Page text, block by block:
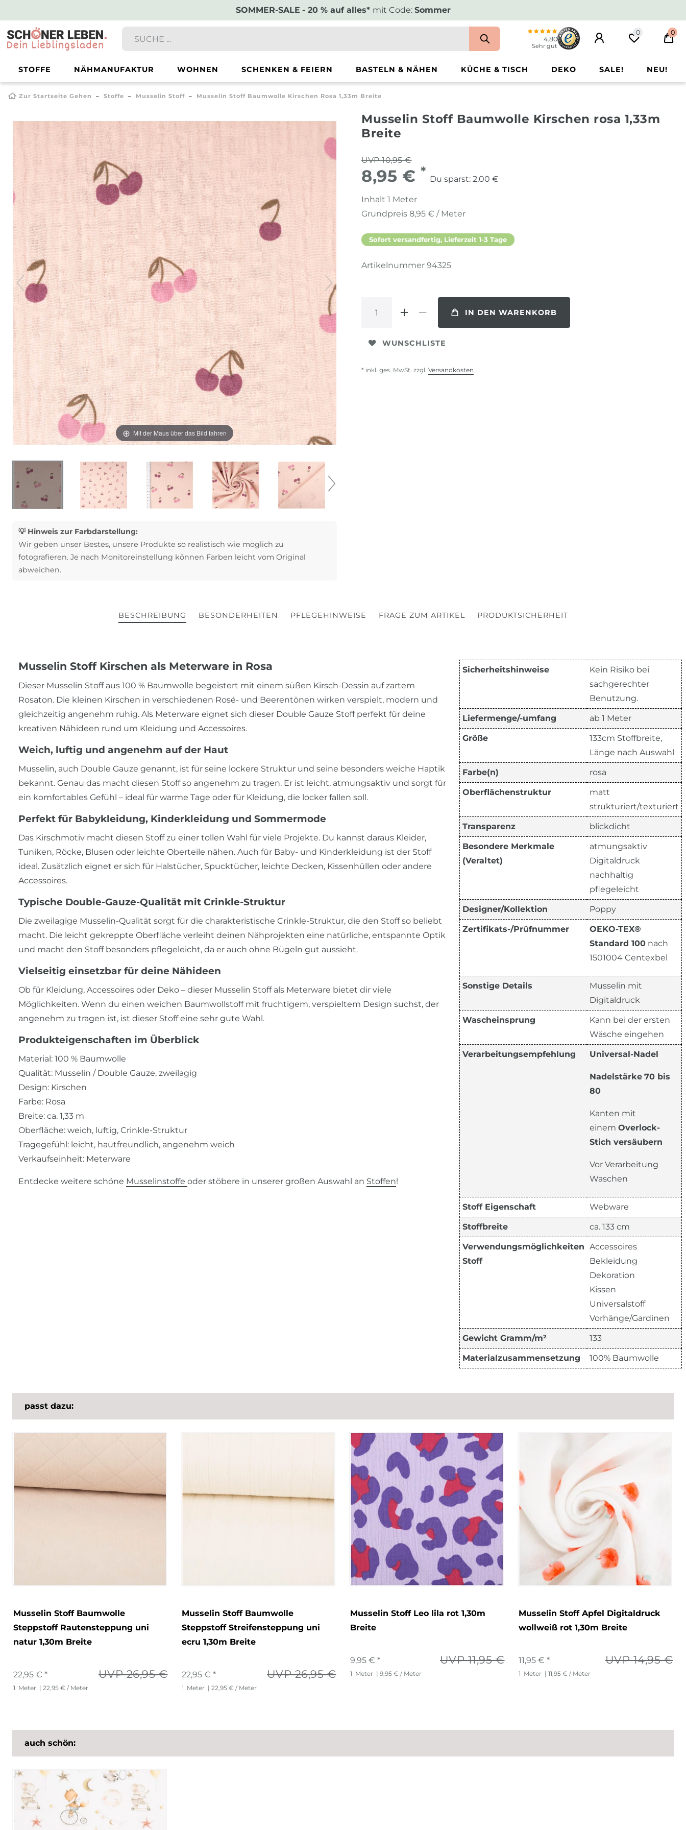
SOMMER-SALE - 20 % auf alles* mit Code: Sommer
4.80
Sehr gut
0 0
STOFFE NÄHMANUFAKTUR WOHNEN SCHENKEN & FEIERN BASTELN & NÄHEN KÜCHE & TISCH DEKO SALE! NEU!
Zur Startseite Gehen Stoffe Musselin Stoff Musselin Stoff Baumwolle Kirschen Rosa 1,33m Breite
Mit der Maus über das Bild fahren
💡 Hinweis zur Farbdarstellung:
Wir geben unser Bestes, unsere Produkte so realistisch wie möglich zu
fotografieren. Je nach Monitoreinstellung können Farben leicht vom Original
abweichen.
Musselin Stoff Baumwolle Kirschen rosa 1,33m
Breite
UVP 10,95 €
8,95 € *
Du sparst: 2,00 €
Inhalt 1 Meter
Grundpreis 8,95 € / Meter
Sofort versandfertig, Lieferzeit 1-3 Tage
Artikelnummer 94325
IN DEN WARENKORB
WUNSCHLISTE
* inkl. ges. MwSt. zzgl. Versandkosten
BESCHREIBUNG BESONDERHEITEN PFLEGEHINWEISE FRAGE ZUM ARTIKEL PRODUKTSICHERHEIT
Musselin Stoff Kirschen als Meterware in Rosa
Dieser Musselin Stoff aus 100 % Baumwolle begeistert mit einem süßen Kirsch-Dessin auf zartem
Rosaton. Die kleinen Kirschen in verschiedenen Rosé- und Beerentönen wirken verspielt, modern und
gleichzeitig angenehm ruhig. Als Meterware eignet sich dieser Double Gauze Stoff perfekt für deine
kreativen Nähideen rund um Kleidung und Accessoires.
Weich, luftig und angenehm auf der Haut
Musselin, auch Double Gauze genannt, ist für seine lockere Struktur und seine besonders weiche Haptik
bekannt. Genau das macht diesen Stoff so angenehm zu tragen. Er ist leicht, atmungsaktiv und sorgt für
ein komfortables Gefühl – ideal für warme Tage oder für Kleidung, die locker fallen soll.
Perfekt für Babykleidung, Kinderkleidung und Sommermode
Das Kirschmotiv macht diesen Stoff zu einer tollen Wahl für viele Projekte. Du kannst daraus Kleider,
Tuniken, Röcke, Blusen oder leichte Oberteile nähen. Auch für Baby- und Kinderkleidung ist der Stoff
ideal. Zusätzlich eignet er sich für Halstücher, Spucktücher, leichte Decken, Kissenhüllen oder andere
Accessoires.
Typische Double-Gauze-Qualität mit Crinkle-Struktur
Die zweilagige Musselin-Qualität sorgt für die charakteristische Crinkle-Struktur, die den Stoff so beliebt
macht. Die leicht gekreppte Oberfläche verleiht deinen Nähprojekten eine natürliche, entspannte Optik
und macht den Stoff besonders pflegeleicht, da er auch ohne Bügeln gut aussieht.
Vielseitig einsetzbar für deine Nähideen
Ob für Kleidung, Accessoires oder Deko – dieser Musselin Stoff als Meterware bietet dir viele
Möglichkeiten. Wenn du einen weichen Baumwollstoff mit fruchtigem, verspieltem Design suchst, der
angenehm zu tragen ist, ist dieser Stoff eine sehr gute Wahl.
Produkteigenschaften im Überblick
Material: 100 % Baumwolle
Qualität: Musselin / Double Gauze, zweilagig
Design: Kirschen
Farbe: Rosa
Breite: ca. 1,33 m
Oberfläche: weich, luftig, Crinkle-Struktur
Tragegefühl: leicht, hautfreundlich, angenehm weich
Verkaufseinheit: Meterware
Entdecke weitere schöne Musselinstoffe oder stöbere in unserer großen Auswahl an Stoffen!
Sicherheitshinweise
Kein Risiko bei
sachgerechter
Benutzung.
Liefermenge/-umfang ab 1 Meter
Größe
133cm Stoffbreite,
Länge nach Auswahl
Farbe(n) rosa
Oberflächenstruktur
matt
strukturiert/texturiert
Transparenz blickdicht
Besondere Merkmale
(Veraltet)
atmungsaktiv
Digitaldruck
nachhaltig
pflegeleicht
Designer/Kollektion Poppy
Zertifikats-/Prüfnummer
OEKO-TEX®
Standard 100 nach
1501004 Centexbel
Sonstige Details
Musselin mit
Digitaldruck
Wascheinsprung
Kann bei der ersten
Wäsche eingehen
Verarbeitungsempfehlung Universal-Nadel
Nadelstärke 70 bis
80
Kanten mit
einem Overlock-
Stich versäubern
Vor Verarbeitung
Waschen
Stoff Eigenschaft Webware
Stoffbreite ca. 133 cm
Verwendungsmöglichkeiten
Stoff
Accessoires
Bekleidung
Dekoration
Kissen
Universalstoff
Vorhänge/Gardinen
Gewicht Gramm/m² 133
Materialzusammensetzung 100% Baumwolle
passt dazu:
Musselin Stoff Baumwolle
Steppstoff Rautensteppung uni
natur 1,30m Breite
UVP 26,95 €
22,95 € *
1 Meter | 22,95 € / Meter
Musselin Stoff Baumwolle
Steppstoff Streifensteppung uni
ecru 1,30m Breite
UVP 26,95 €
22,95 € *
1 Meter | 22,95 € / Meter
Musselin Stoff Leo lila rot 1,30m
Breite
UVP 11,95 €
9,95 € *
1 Meter | 9,95 € / Meter
Musselin Stoff Apfel Digitaldruck
wollweiß rot 1,30m Breite
UVP 14,95 €
11,95 € *
1 Meter | 11,95 € / Meter
auch schön: